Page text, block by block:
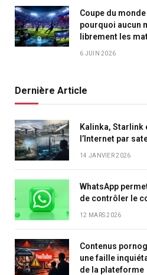
Coupe du
pourquoi aucun
librement les
6 JUIN 2026
Dernière Article
Kalinka, Starlink
l’Internet par
14 JANVIER 2026
WhatsApp
de contrôler le
12 MARS 2026
Contenus
une faille
de la plateforme